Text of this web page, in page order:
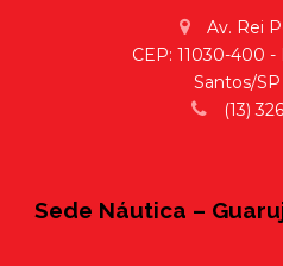
Av. Rei
CEP: 11030-400
Santos/SP
(13)
Sede Náutica –